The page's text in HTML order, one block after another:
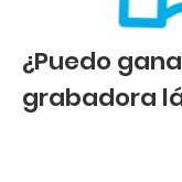
¿Puedo
grabadora